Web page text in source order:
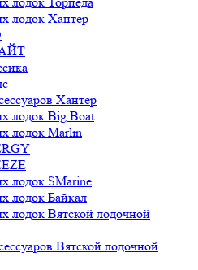
лодок Хантер
Хантер
лодок Big Boat
лодок Marlin
лодок SMarine
лодок Байкал
лодок Вятской лодочной
Вятской лодочной